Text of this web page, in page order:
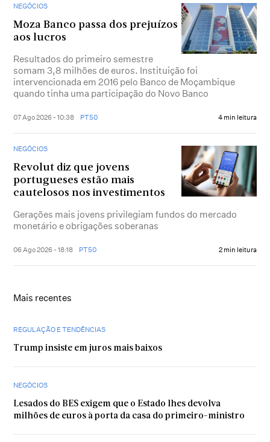
NEGÓCIOS
Moza Banco passa dos prejuízos
aos lucros
Resultados do primeiro semestre
somam 3,8 milhões de euros. Instituição foi
intervencionada em 2016 pelo Banco de Moçambique
quando tinha uma participação do Novo Banco
07 Ago 2026 - 10:38 PT50 4 min leitura
NEGÓCIOS
Revolut diz que jovens
portugueses estão mais
cautelosos nos investimentos
Gerações mais jovens privilegiam fundos do mercado
monetário e obrigações soberanas
06 Ago 2026 - 18:18 PT50 2 min leitura
Mais recentes
REGULAÇÃO E TENDÊNCIAS
Trump insiste em juros mais baixos
NEGÓCIOS
Lesados do BES exigem que o Estado lhes devolva
milhões de euros à porta da casa do primeiro-ministro